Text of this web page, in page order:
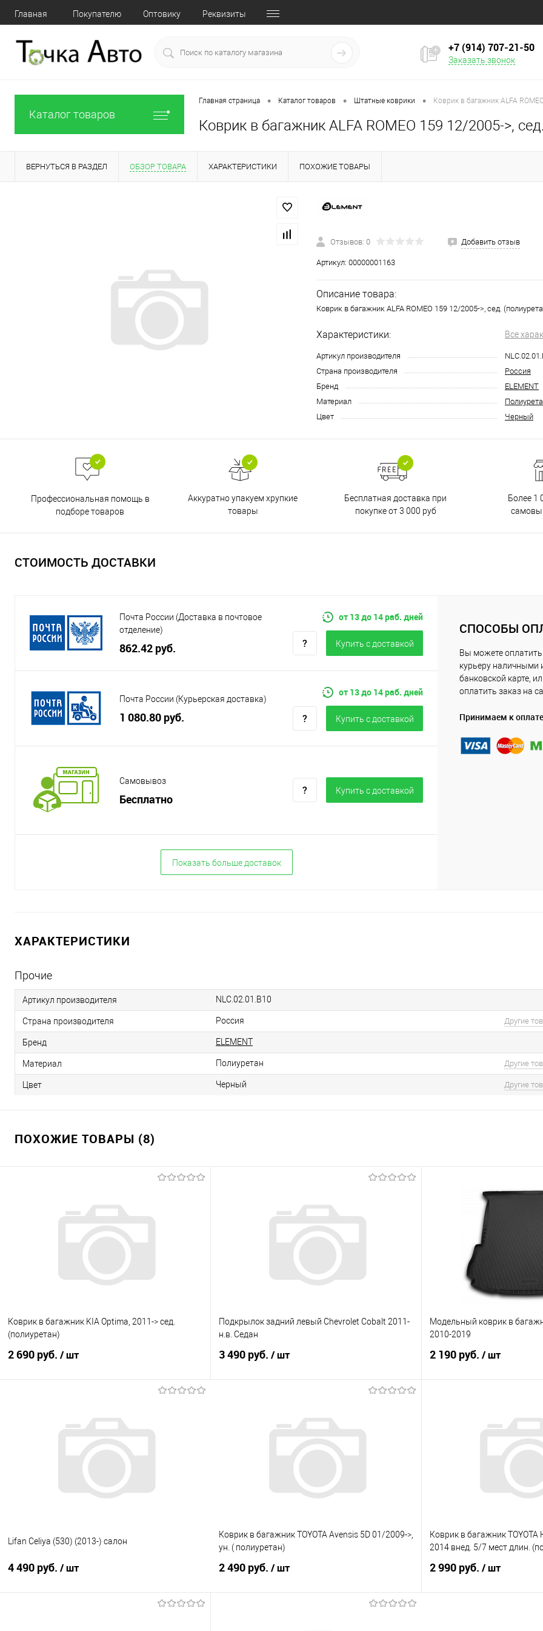
Главная Покупателю Оптовику Реквизиты
+7 (914) 707‒21‒50
Заказать звонок
Каталог товаров
Главная страница • Каталог товаров • Штатные коврики • Коврик в багажник ALFA
Коврик в багажник ALFA ROMEO 159 12/2005->,
ВЕРНУТЬСЯ В РАЗДЕЛ ОБЗОР ТОВАРА ХАРАКТЕРИСТИКИ ПОХОЖИЕ ТОВАРЫ
Отзывов: 0 Добавить отзыв
Артикул: 00000001163
Описание товара:
Коврик в багажник ALFA ROMEO 159 12/2005->, сед.
Характеристики: Все
Артикул производителя
Страна производителя
Россия
Бренд
ELEMENT
Материал
Цвет
Черный
Профессиональная помощь в
подборе товаров
Аккуратно упакуем хрупкие
товары
Бесплатная доставка при
покупке от 3 000 руб
Более 1
СТОИМОСТЬ ДОСТАВКИ
Почта России (Доставка в почтовое
отделение)
862.42 руб.
от 13 до 14 раб. дней
Купить c доставкой
Почта России (Курьерская доставка)
1 080.80 руб.
от 13 до 14 раб. дней
Купить c доставкой
Самовывоз
Бесплатно
Купить c доставкой
Показать больше доставок
СПОСОБЫ
Вы можете оплатить
курьеру наличными
банковской карте,
оплатить заказ на
Принимаем к оплате
ХАРАКТЕРИСТИКИ
Прочие
Артикул производителя NLC.02.01.B10
Страна производителя Россия Другие
Бренд ELEMENT
Материал Полиуретан Другие
Цвет Черный Другие
ПОХОЖИЕ ТОВАРЫ (8)
Коврик в багажник KIA Optima, 2011-> сед.
(полиуретан)
2 690 руб. / шт
Купить в 1 клик
Сравнение
Под заказ
Подкрылок задний левый Chevrolet Cobalt 2011-
н.в. Седан
3 490 руб. / шт
Купить в 1 клик
Сравнение
Под заказ
Модельный коврик в
2010-2019
2 190 руб. / шт
Купить в 1 клик
Lifan Celiya (530) (2013-) салон
4 490 руб. / шт
Коврик в багажник TOYOTA Avensis 5D 01/2009->,
ун. ( полиуретан)
2 490 руб. / шт
Коврик в багажник TOYOTA
2014 внед. 5/7 мест длин.
2 990 руб. / шт